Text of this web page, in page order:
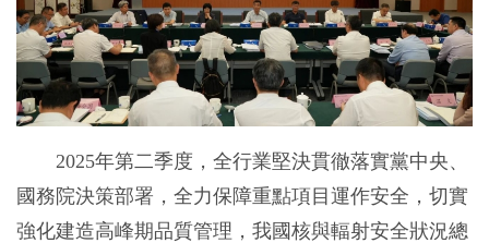
2025年第二季度，全行業堅決貫徹落實黨中央、
國務院決策部署，全力保障重點項目運作安全，切實
強化建造高峰期品質管理，我國核與輻射安全狀況總